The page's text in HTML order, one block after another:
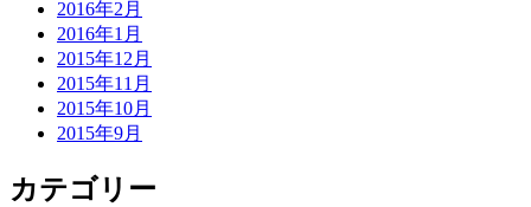
2016年2月
2016年1月
2015年12月
2015年11月
2015年10月
2015年9月
カテゴリー